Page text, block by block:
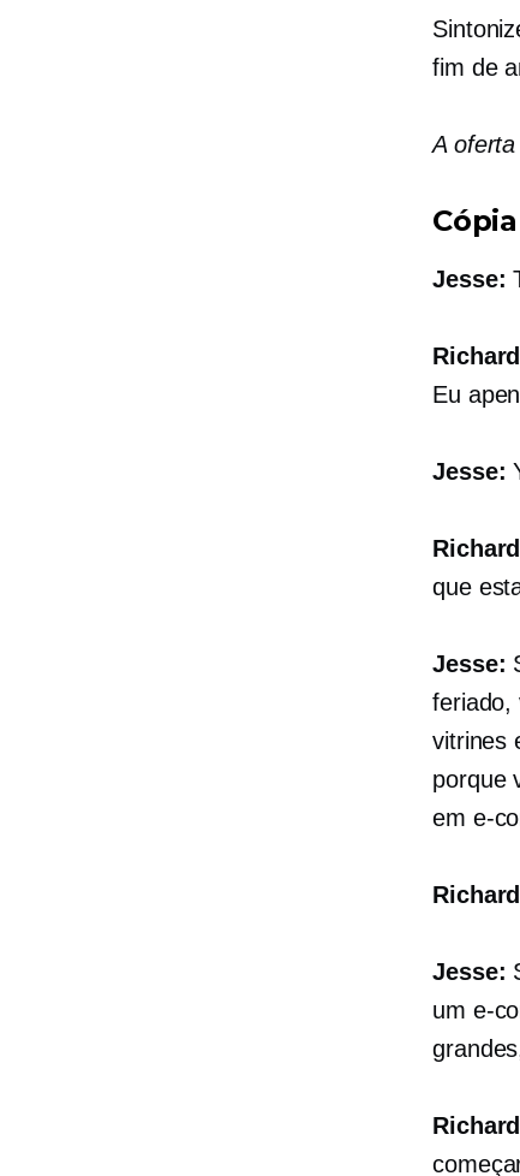
fim de
A
Cópia
Jesse:
Eu
Jesse:
que
Jesse:
feriado,
vitrines
porque
em e-
Jesse:
um e-